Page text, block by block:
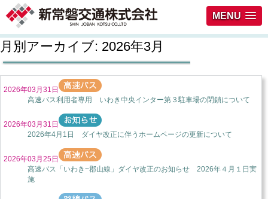
MENU
月別アーカイブ: 2026年3月
2026年03月31日
高速バス利用者専用 いわき中央インター第３駐車場の閉鎖について
2026年03月31日
2026年4月1日 ダイヤ改正に伴うホームページの更新について
2026年03月25日
高速バス「いわき~郡山線」ダイヤ改正のお知らせ 2026年４月１日実
施